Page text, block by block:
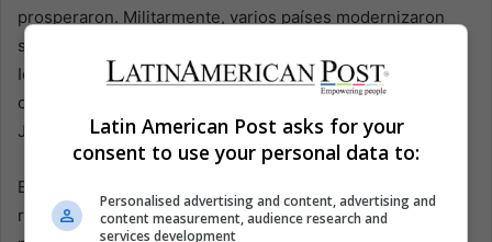
prosperaron. Militarmente, varios países modernizaron
sus fuerzas y fortalecieron lazos con EE.UU.
Ideológicamente, el conflicto ayudó a derribar dictadores
como Maximiliano Hernández Martínez en El Salvador y
Jorge Ubico en Guatemala.
El conflicto abrió nuevas rutas migratorias. Miles de
refugiados se establecieron en México, Argentina y otros
Latin American Post asks for your
consent to use your personal data to:
Personalised advertising and content, advertising and
content measurement, audience research and
services development